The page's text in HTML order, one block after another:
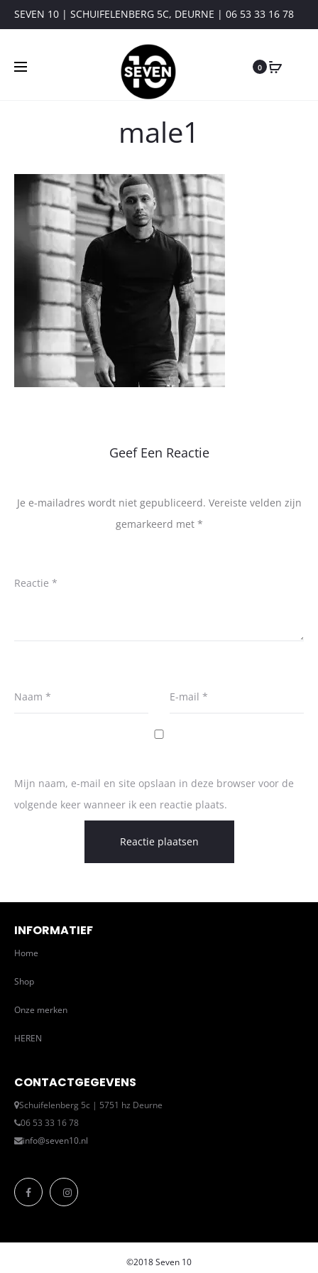
SEVEN 10 | SCHUIFELENBERG 5C, DEURNE | 06 53 33 16 78
0
male1
Geef Een Reactie
Je e-mailadres wordt niet gepubliceerd. Vereiste velden zijn
gemarkeerd met *
Reactie *
Naam * E-mail *
Mijn naam, e-mail en site opslaan in deze browser voor de
volgende keer wanneer ik een reactie plaats.
INFORMATIEF
Home
Shop
Onze merken
HEREN
CONTACTGEGEVENS
Schuifelenberg 5c | 5751 hz Deurne
06 53 33 16 78
info@seven10.nl
©2018 Seven 10